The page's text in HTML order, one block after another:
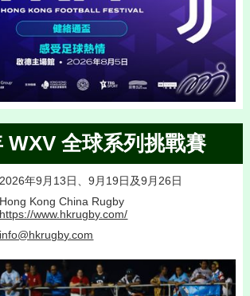
WXV 全球系列挑戰賽
2026年9月13日、9月19日及9月26日
Hong Kong China Rugby
https://www.hkrugby.com/
info@hkrugby.com